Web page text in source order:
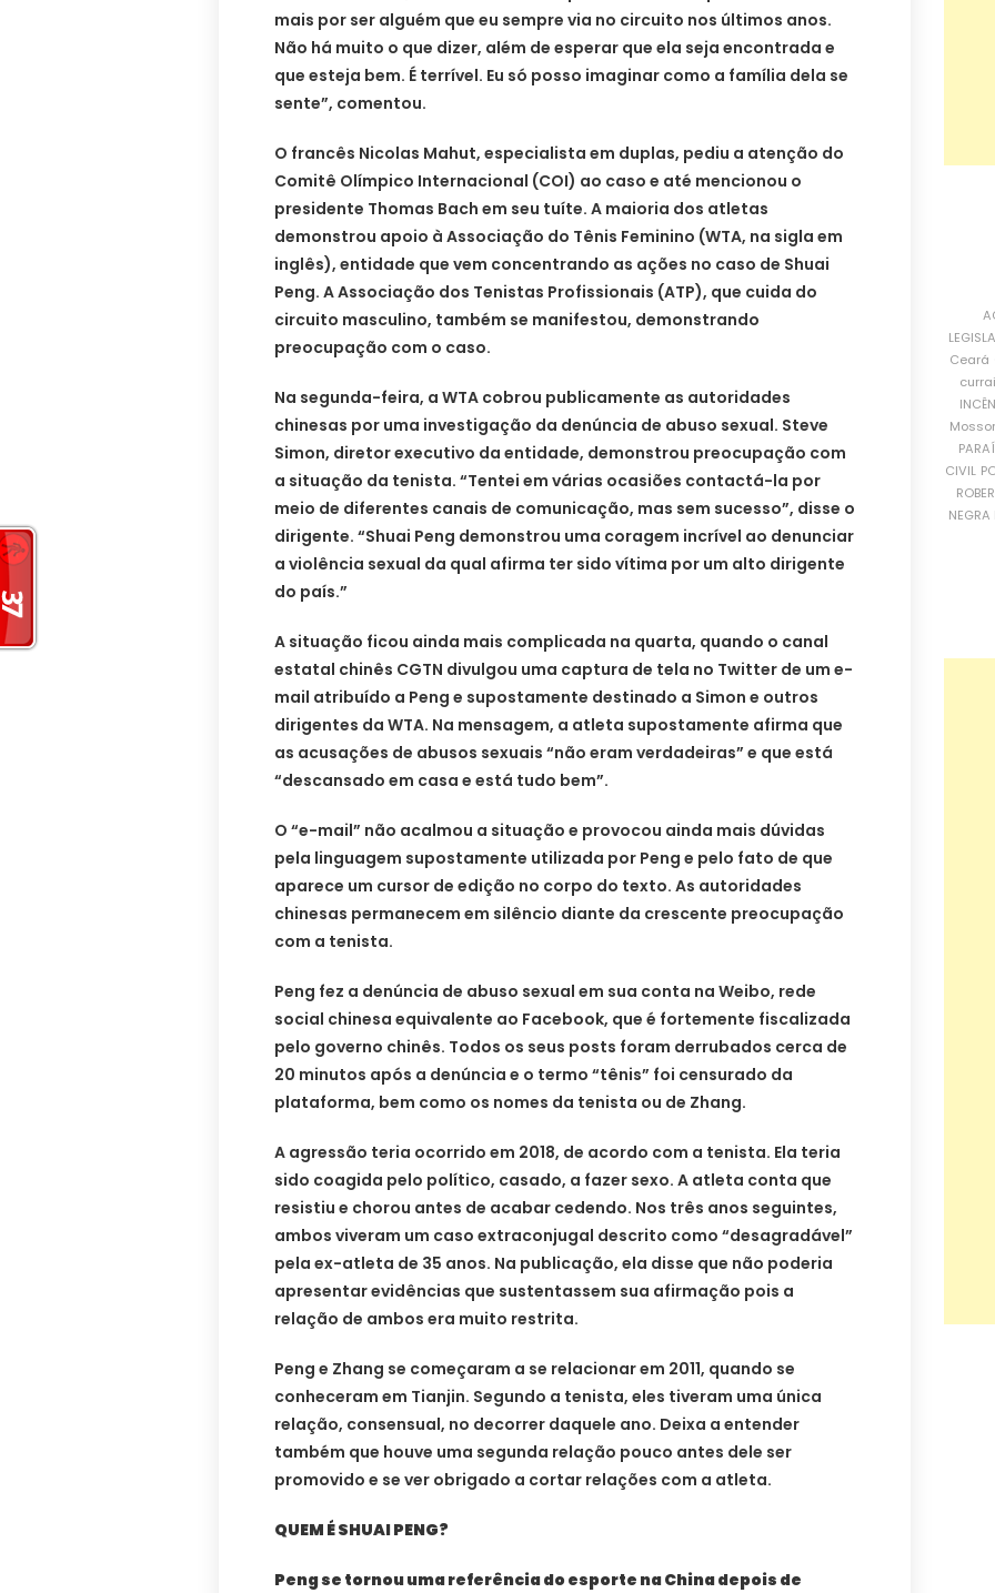
mais por ser alguém que eu sempre via no circuito nos últimos anos.
Não há muito o que dizer, além de esperar que ela seja encontrada e
que esteja bem. É terrível. Eu só posso imaginar como a família dela se
sente”, comentou.
O francês Nicolas Mahut, especialista em duplas, pediu a atenção do
Comitê Olímpico Internacional (COI) ao caso e até mencionou o
presidente Thomas Bach em seu tuíte. A maioria dos atletas
demonstrou apoio à Associação do Tênis Feminino (WTA, na sigla em
inglês), entidade que vem concentrando as ações no caso de Shuai
Peng. A Associação dos Tenistas Profissionais (ATP), que cuida do
circuito masculino, também se manifestou, demonstrando
preocupação com o caso.
Na segunda-feira, a WTA cobrou publicamente as autoridades
chinesas por uma investigação da denúncia de abuso sexual. Steve
Simon, diretor executivo da entidade, demonstrou preocupação com
a situação da tenista. “Tentei em várias ocasiões contactá-la por
meio de diferentes canais de comunicação, mas sem sucesso”, disse o
dirigente. “Shuai Peng demonstrou uma coragem incrível ao denunciar
a violência sexual da qual afirma ter sido vítima por um alto dirigente
do país.”
A situação ficou ainda mais complicada na quarta, quando o canal
estatal chinês CGTN divulgou uma captura de tela no Twitter de um e-
mail atribuído a Peng e supostamente destinado a Simon e outros
dirigentes da WTA. Na mensagem, a atleta supostamente afirma que
as acusações de abusos sexuais “não eram verdadeiras” e que está
“descansado em casa e está tudo bem”.
O “e-mail” não acalmou a situação e provocou ainda mais dúvidas
pela linguagem supostamente utilizada por Peng e pelo fato de que
aparece um cursor de edição no corpo do texto. As autoridades
chinesas permanecem em silêncio diante da crescente preocupação
com a tenista.
Peng fez a denúncia de abuso sexual em sua conta na Weibo, rede
social chinesa equivalente ao Facebook, que é fortemente fiscalizada
pelo governo chinês. Todos os seus posts foram derrubados cerca de
20 minutos após a denúncia e o termo “tênis” foi censurado da
plataforma, bem como os nomes da tenista ou de Zhang.
A agressão teria ocorrido em 2018, de acordo com a tenista. Ela teria
sido coagida pelo político, casado, a fazer sexo. A atleta conta que
resistiu e chorou antes de acabar cedendo. Nos três anos seguintes,
ambos viveram um caso extraconjugal descrito como “desagradável”
pela ex-atleta de 35 anos. Na publicação, ela disse que não poderia
apresentar evidências que sustentassem sua afirmação pois a
relação de ambos era muito restrita.
Peng e Zhang se começaram a se relacionar em 2011, quando se
conheceram em Tianjin. Segundo a tenista, eles tiveram uma única
relação, consensual, no decorrer daquele ano. Deixa a entender
também que houve uma segunda relação pouco antes dele ser
promovido e se ver obrigado a cortar relações com a atleta.
QUEM É SHUAI PENG?
Peng se tornou uma referência do esporte na China depois de
Ceará
CIVIL
NEGRA